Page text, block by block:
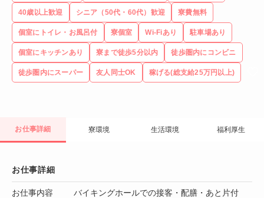
40歳以上歓迎 シニア（50代・60代）歓迎 寮費無料
個室にトイレ・お風呂付 寮個室 Wi-Fiあり 駐車場あり
個室にキッチンあり 寮まで徒歩5分以内 徒歩圏内にコンビニ
徒歩圏内にスーパー 友人同士OK 稼げる(総支給25万円以上)
お仕事詳細 寮環境 生活環境 福利厚生
お仕事詳細
お仕事内容
バイキングホールでの接客・配膳・あと片付